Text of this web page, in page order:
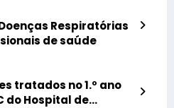
Respiratórias
de saúde
tratados no 1.º ano
do Hospital de